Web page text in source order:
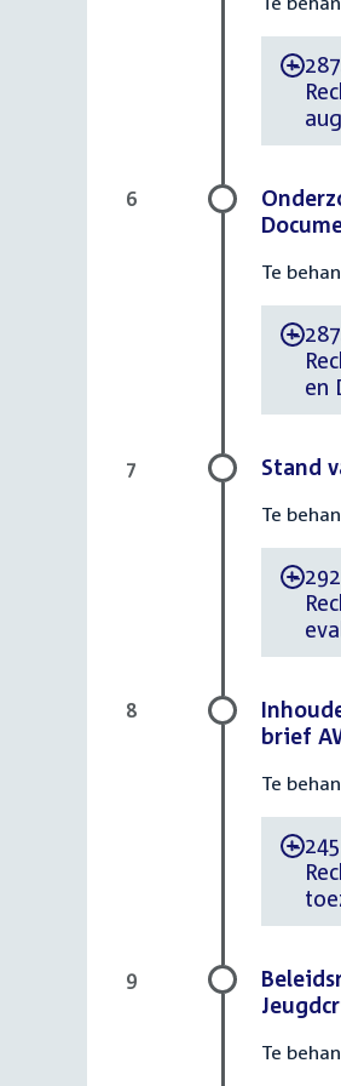
-
Te
-
en
6
Stand
Te
-
7
brief
Te
-
8
Te
9